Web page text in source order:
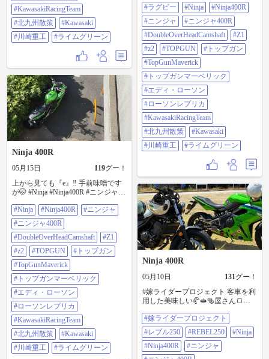
#KawasakiRacingTeam
#北九州散策
#Kawasaki
#川崎重工
#ライムグリーン
#DoubleOverHeadCamshaft #Z1 #z2
#TOPGUN #トップガン
#TopGunMaverick #トップガンマー
ベリック #エディ・ローソン #ロー
ソンレプリカ #KawasakiRacingTeam
#北九州散策 #Kawasaki #川崎重工 #
ライムグリーン
#ラグビー #Ninja
#Ninja400R
#ニンジャ
#ニンジャ400R
#DoubleOverHeadCamshaft
#Z1
#z2
#TOPGUN
#トップガン
#TopGunMaverick
#トップガンマーベリック
#エディ・ローソン
#ローソンレプリカ
#KawasakiRacingTeam
#北九州散策
#Kawasaki
#川崎重工
#ライムグリーン
Ninja 400R
05月15日 119グー！
上から見ても『e』‼️ 手前味噌です
が🤭 #Ninja #Ninja400R #ニンジャ #
#DoubleOverHeadCamshaft #Z1 #z2
#TOPGUN #トップガン
#TopGunMaverick #トップガンマー
ベリック #エディ・ローソン #ロー
ソンレプリカ #KawasakiRacingTeam
#北九州散策 #Kawasaki #川崎重工 #
ライムグリーン
#Ninja #Ninja400R
#ニンジャ
#ニンジャ400R
#DoubleOverHeadCamshaft
#Z1
#z2
#TOPGUN
#トップガン
#TopGunMaverick
#トップガンマーベリック
#エディ・ローソン
#ローソンレプリカ
#KawasakiRacingTeam
#北九州散策
#Kawasaki
#川崎重工
#ライムグリーン
Ninja 400R
05月10日 131グー！
#嫁ライダープロジェクト 客車を利
用した美味しい🥐🥪🥯屋さん🍞🥖❣️
shu?igsh=MXJzeWd2eHFkcjF3bA==
#レブル250 #REBEL250 #ninja
#ninja400r #ニンジャ #ニンジャ400R
#DoubleOverHeadCamshaft #Z1 #z2
#TOPGUN #トップガン
#嫁ライダープロジェクト
#レブル250
#REBEL250
#Ninja
#Ninja400R
#ニンジャ